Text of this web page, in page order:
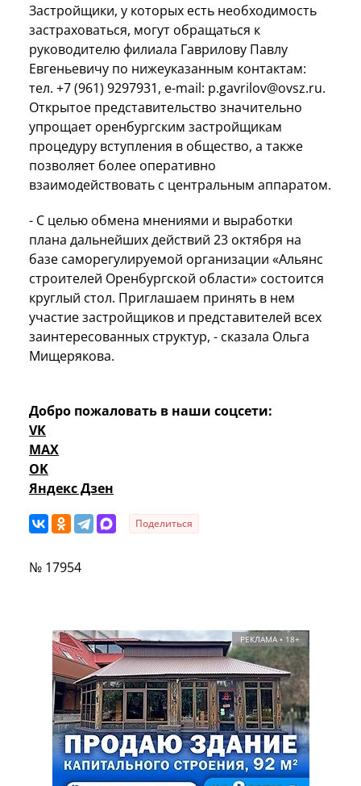
Застройщики, у которых есть необходимость
застраховаться, могут обращаться к
руководителю филиала Гаврилову Павлу
Евгеньевичу по нижеуказанным контактам:
тел. +7 (961) 9297931, e-mail: p.gavrilov@ovsz.ru.
Открытое представительство значительно
упрощает оренбургским застройщикам
процедуру вступления в общество, а также
позволяет более оперативно
взаимодействовать с центральным аппаратом.
- С целью обмена мнениями и выработки
плана дальнейших действий 23 октября на
базе саморегулируемой организации «Альянс
строителей Оренбургской области» состоится
круглый стол. Приглашаем принять в нем
участие застройщиков и представителей всех
заинтересованных структур, - сказала Ольга
Мищерякова.
Добро пожаловать в наши соцсети:
VK
MAX
OK
Яндекс Дзен
Поделиться
№ 17954
РЕКЛАМА • 18+